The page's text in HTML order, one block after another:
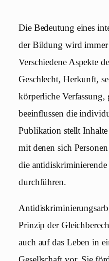
Die Bedeutung eines
der Bildung wird immer
Verschiedene Aspekte
Geschlecht, Herkunft,
körperliche Verfassung,
beeinflussen die
Publikation stellt
mit denen sich
die
durchführen.
Prinzip der
auch auf das Leben in